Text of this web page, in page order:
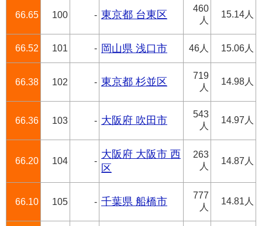
66.65 100 - 東京都 台東区
460
人
15.14人
66.52 101 - 岡山県 浅口市 46人 15.06人
66.38 102 - 東京都 杉並区
719
人
14.98人
66.36 103 - 大阪府 吹田市
543
人
14.97人
66.20 104 -
大阪府 大阪市 西
区
263
人
14.87人
66.10 105 - 千葉県 船橋市
777
人
14.81人